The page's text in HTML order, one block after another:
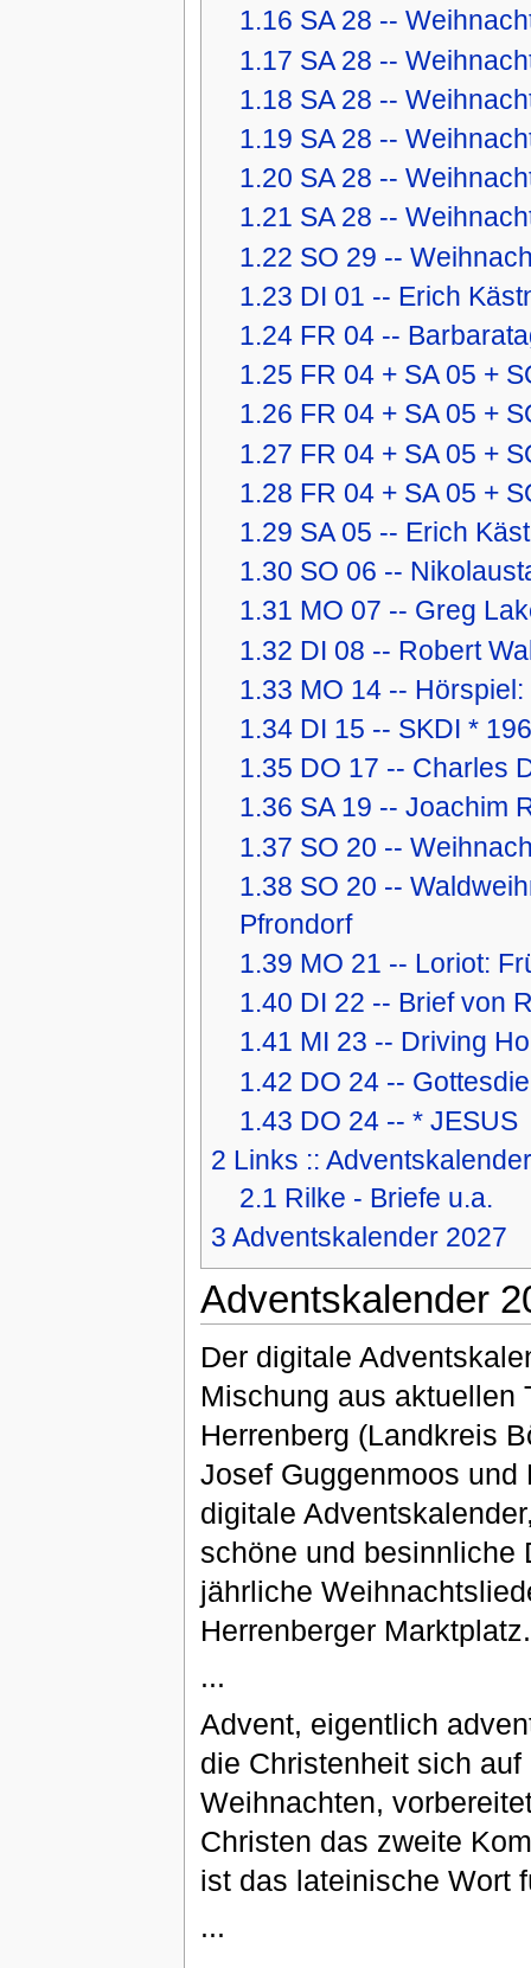
1.16 SA 28 --
1.17 SA 28 --
1.18 SA 28 --
1.19 SA 28 --
1.20 SA 28 --
1.21 SA 28 --
1.22 SO 29 --
1.23 DI 01 -- Erich
1.24 FR 04 --
1.25 FR 04 + SA 05 +
1.26 FR 04 + SA 05 +
1.27 FR 04 + SA 05 +
1.28 FR 04 + SA 05 +
1.29 SA 05 -- Erich
1.30 SO 06 --
1.31 MO 07 -- Greg
1.32 DI 08 -- Robert
1.33 MO 14 --
1.34 DI 15 -- SKDI *
1.35 DO 17 -- Charles
1.36 SA 19 -- Joachim
1.37 SO 20 --
1.38 SO 20 --
Pfrondorf
1.39 MO 21 -- Loriot:
1.40 DI 22 -- Brief von
1.41 MI 23 -- Driving
1.42 DO 24 --
1.43 DO 24 -- * JESUS
2 Links :: Adventskalender
2.1 Rilke - Briefe u.a.
3 Adventskalender 2027
Adventskalender
Der digitale
Mischung aus aktuellen
Herrenberg (Landkreis
Josef Guggenmoos
digitale
schöne und besinnliche
jährliche
Herrenberger Marktplatz.
...
Advent, eigentlich
die Christenheit sich
Weihnachten,
Christen das zweite
ist das lateinische Wort
...